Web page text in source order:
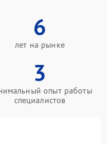
6
лет на рынке
3
опыт работы
специалистов